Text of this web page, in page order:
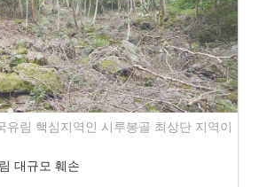
유림 핵심지역인 시루봉골 최상단 지역이
대규모 훼손